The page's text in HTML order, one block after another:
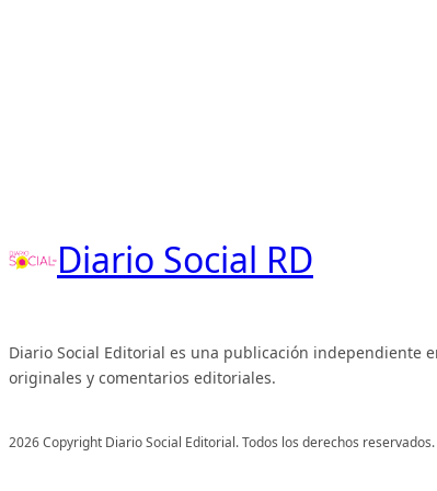
Diario Social RD
Diario Social Editorial es una publicación independiente
originales y comentarios editoriales.
2026 Copyright Diario Social Editorial. Todos los derechos reservados.